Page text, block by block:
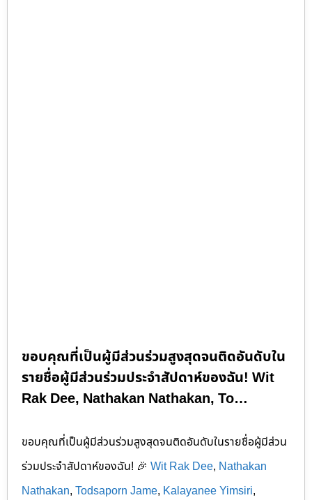
ขอบคุณที่เป็นผู้มีส่วนร่วมสูงสุดจนติดอันดับใน
รายชื่อผู้มีส่วนร่วมประจำสัปดาห์ของฉัน! Wit
Rak Dee, Nathakan Nathakan, To…
ขอบคุณที่เป็นผู้มีส่วนร่วมสูงสุดจนติดอันดับในรายชื่อผู้มีส่วน
ร่วมประจำสัปดาห์ของฉัน! 🎉 Wit Rak Dee, Nathakan
Nathakan, Todsaporn Jame, Kalayanee Yimsiri,